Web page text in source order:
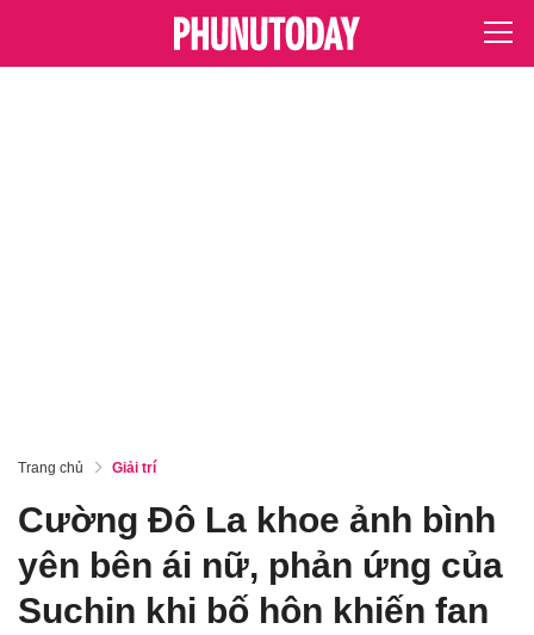
Trang chủ Giải trí
Cường Đô La khoe ảnh bình
yên bên ái nữ, phản ứng của
Suchin khi bố hôn khiến fan